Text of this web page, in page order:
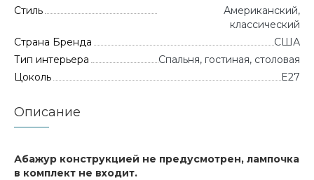
Стиль
Американский,
классический
Страна Бренда
CША
Тип интерьера
Спальня, гостиная, столовая
Цоколь
E27
Описание
Абажур конструкцией не предусмотрен, лампочка
в комплект не входит.